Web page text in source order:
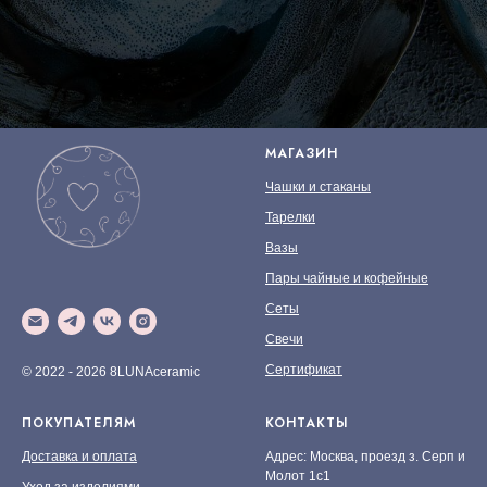
© 2022 - 2026 8LUNAceramic
МАГАЗИН
Чашки и стаканы
Тарелки
Вазы
Пары чайные и кофейные
Сеты
Свечи
Сертификат
ПОКУПАТЕЛЯМ
Доставка и оплата
КОНТАКТЫ
Адрес: Москва, проезд з. Серп и
Молот 1с1